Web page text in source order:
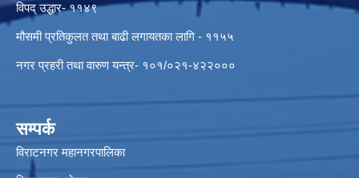
विपद् उद्धार- ११४९
मौसमी प्रतिकुलत तथा बाढी लगायतका लागि - ११५५
नगर प्रहरी तथा वारुण यन्त्र- १०१/०२१-४२२०००
सम्पर्क
विराटनगर महानगरपालिका